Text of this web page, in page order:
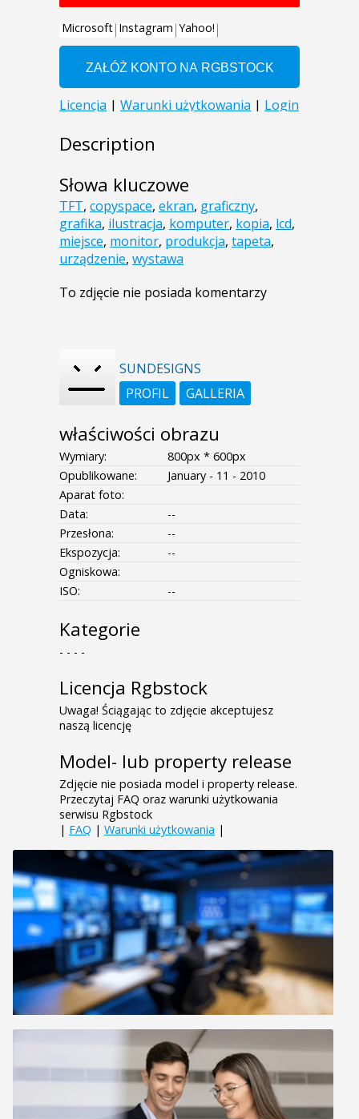
Description
Słowa kluczowe
TFT, copyspace, ekran, graficzny,
grafika, ilustracja, komputer, kopia, lcd,
miejsce, monitor, produkcja, tapeta,
urządzenie, wystawa
To zdjęcie nie posiada komentarzy
SUNDESIGNS
PROFIL
GALLERIA
właściwości obrazu
Wymiary:
800px * 600px
Opublikowane:
January - 11 - 2010
Aparat foto:
Data:
--
Przesłona:
--
Ekspozycja:
--
Ogniskowa:
ISO:
--
Kategorie
- - - -
Licencja Rgbstock
Uwaga! Ściągając to zdjęcie akceptujesz
naszą licencję
Model- lub property release
Zdjęcie nie posiada model i property release.
Przeczytaj FAQ oraz warunki użytkowania
serwisu Rgbstock
| FAQ | Warunki użytkowania |